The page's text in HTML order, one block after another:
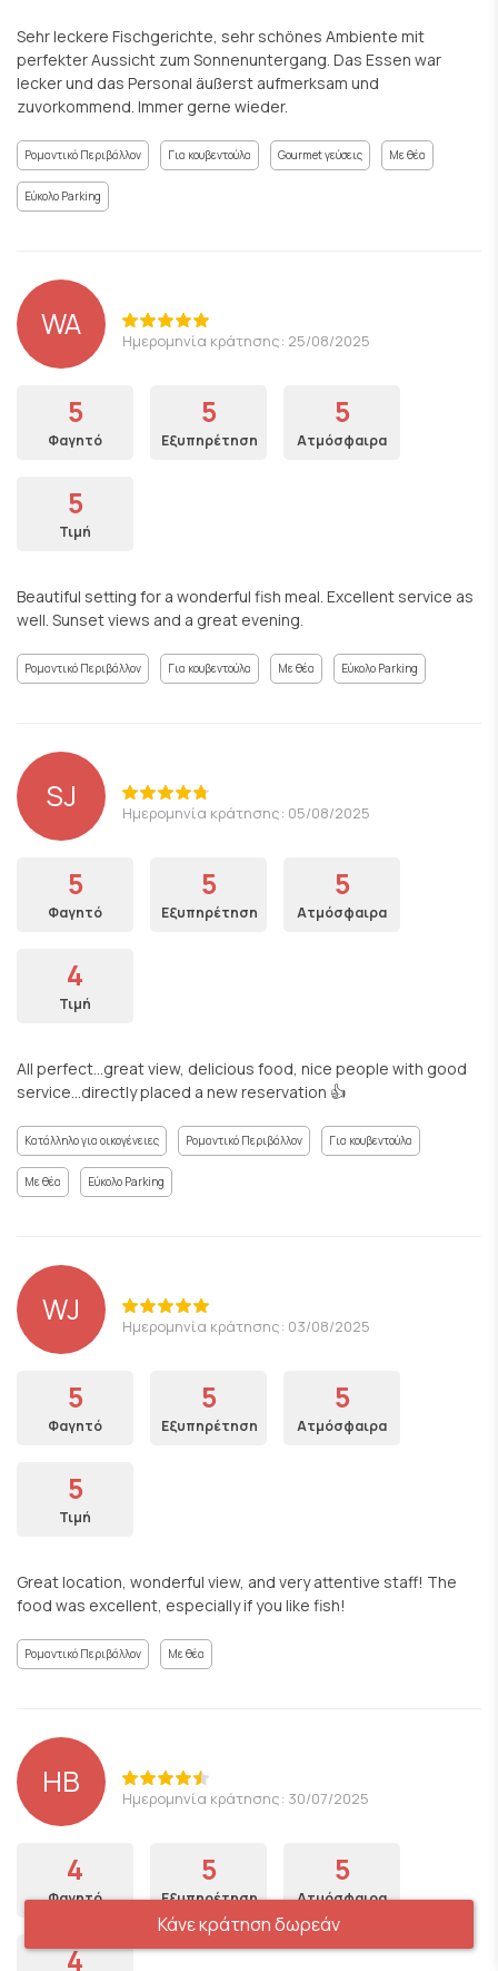
Sehr leckere Fischgerichte, sehr schönes Ambiente mit
perfekter Aussicht zum Sonnenuntergang. Das Essen war
lecker und das Personal äußerst aufmerksam und
zuvorkommend. Immer gerne wieder.
Ρομαντικό Περιβάλλον Για κουβεντούλα Gourmet γεύσεις Με θέα
Εύκολο Parking
WA Ημερομηνία κράτησης: 25/08/2025
5
Φαγητό
5
Εξυπηρέτηση
5
Ατμόσφαιρα
5
Τιμή
Beautiful setting for a wonderful fish meal. Excellent service as
well. Sunset views and a great evening.
Ρομαντικό Περιβάλλον Για κουβεντούλα Με θέα Εύκολο Parking
SJ Ημερομηνία κράτησης: 05/08/2025
5
Φαγητό
5
Εξυπηρέτηση
5
Ατμόσφαιρα
4
Τιμή
All perfect…great view, delicious food, nice people with good
service…directly placed a new reservation 👍
Κατάλληλο για οικογένειες Ρομαντικό Περιβάλλον Για κουβεντούλα
Με θέα Εύκολο Parking
WJ Ημερομηνία κράτησης: 03/08/2025
5
Φαγητό
5
Εξυπηρέτηση
5
Ατμόσφαιρα
5
Τιμή
Great location, wonderful view, and very attentive staff! The
food was excellent, especially if you like fish!
Ρομαντικό Περιβάλλον Με θέα
HB Ημερομηνία κράτησης: 30/07/2025
4
Φαγητό
5
Εξυπηρέτηση
5
Ατμόσφαιρα
4
Κάνε κράτηση δωρεάν